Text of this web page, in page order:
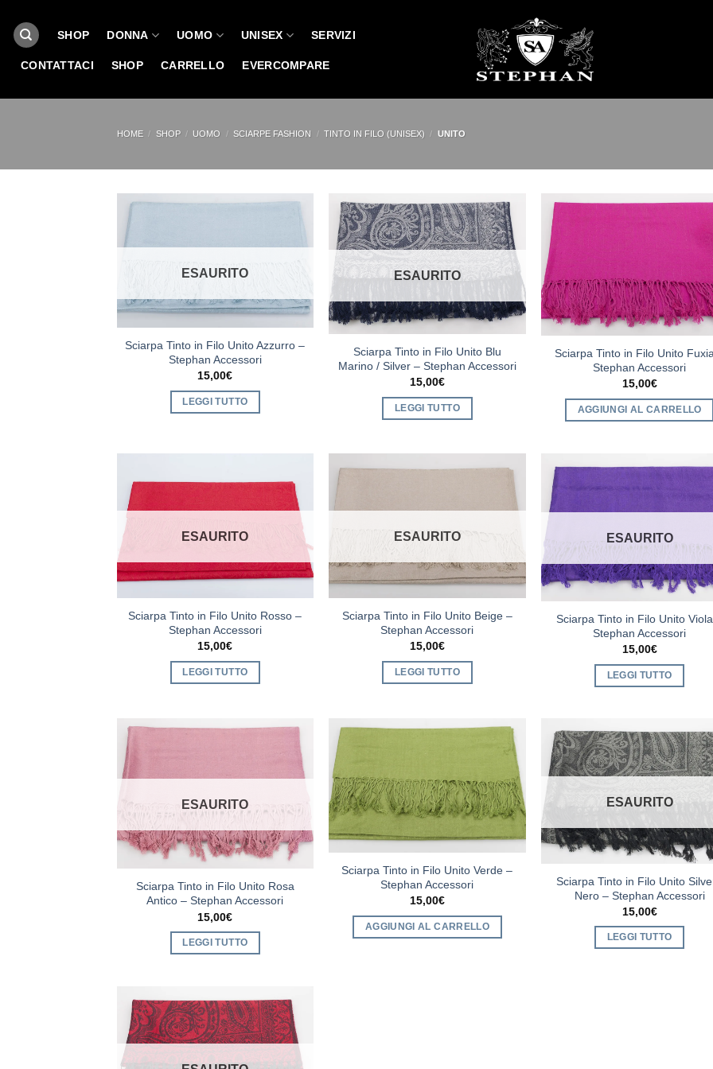
contenuti
SHOP DONNA UOMO UNISEX SERVIZI
CONTATTACI SHOP CARRELLO EVERCOMPARE
HOME / SHOP / UOMO / SCIARPE FASHION / TINTO IN FILO (UNISEX) / UNITO
ESAURITO
Sciarpa Tinto in Filo Unito Azzurro –
Stephan Accessori
15,00€
LEGGI TUTTO
ESAURITO
Sciarpa Tinto in Filo Unito Blu
Marino / Silver – Stephan Accessori
15,00€
LEGGI TUTTO
Sciarpa Tinto in Filo Unito
Stephan Accessori
15,00€
AGGIUNGI AL CARRELLO
ESAURITO
Sciarpa Tinto in Filo Unito Rosso –
Stephan Accessori
15,00€
LEGGI TUTTO
ESAURITO
Sciarpa Tinto in Filo Unito Beige –
Stephan Accessori
15,00€
LEGGI TUTTO
ESAURITO
Sciarpa Tinto in Filo Unito
Stephan Accessori
15,00€
LEGGI TUTTO
ESAURITO
Sciarpa Tinto in Filo Unito Rosa
Antico – Stephan Accessori
15,00€
LEGGI TUTTO
Sciarpa Tinto in Filo Unito Verde –
Stephan Accessori
15,00€
AGGIUNGI AL CARRELLO
ESAURITO
Sciarpa Tinto in Filo Unito
Nero – Stephan Accessori
15,00€
LEGGI TUTTO